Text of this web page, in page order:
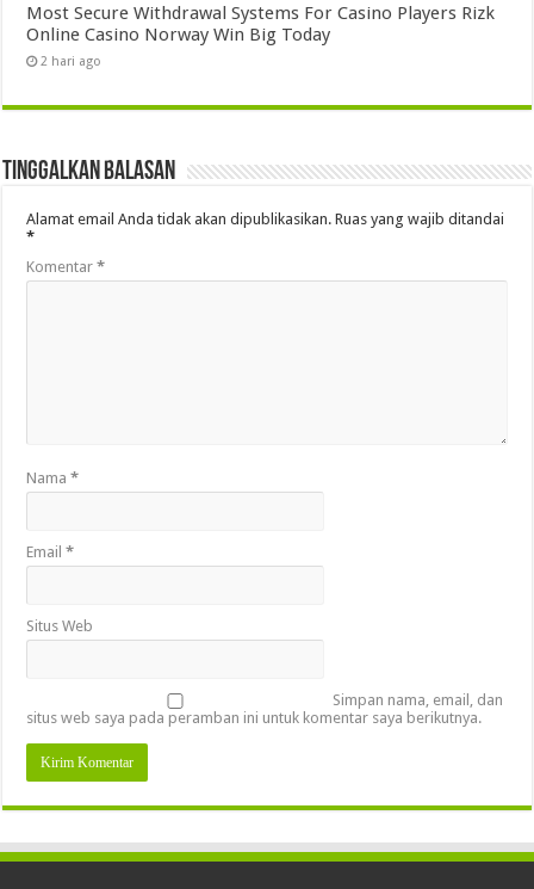
Most Secure Withdrawal Systems For Casino Players Rizk
Online Casino Norway Win Big Today
2 hari ago
Tinggalkan Balasan
Alamat email Anda tidak akan dipublikasikan. Ruas yang wajib ditandai
*
Komentar*
Nama*
Email*
Situs Web
Simpan nama, email, dan
situs web saya pada peramban ini untuk komentar saya berikutnya.